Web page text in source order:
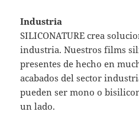
Industria
SILICONATURE crea
industria. Nuestros films
presentes de hecho en
acabados del sector
pueden ser mono o
un lado.